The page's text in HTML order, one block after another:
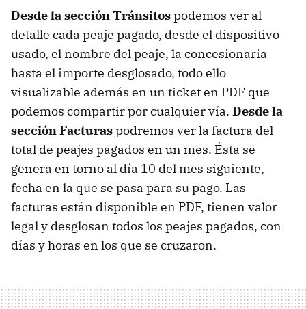
Desde la sección Tránsitospodemos ver al
detalle cada peaje pagado, desde el dispositivo
usado, el nombre del peaje, la concesionaria
hasta el importe desglosado, todo ello
visualizable además en un ticket en PDF que
podemos compartir por cualquier vía. Desde la
sección Facturaspodremos ver la factura del
total de peajes pagados en un mes. Ésta se
genera en torno al día 10 del mes siguiente,
fecha en la que se pasa para su pago. Las
facturas están disponible en PDF, tienen valor
legal y desglosan todos los peajes pagados, con
días y horas en los que se cruzaron.